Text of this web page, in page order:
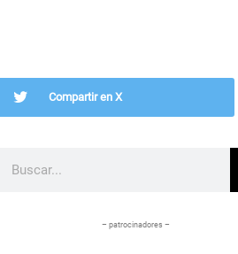
Compartir en X
– patrocinadores –